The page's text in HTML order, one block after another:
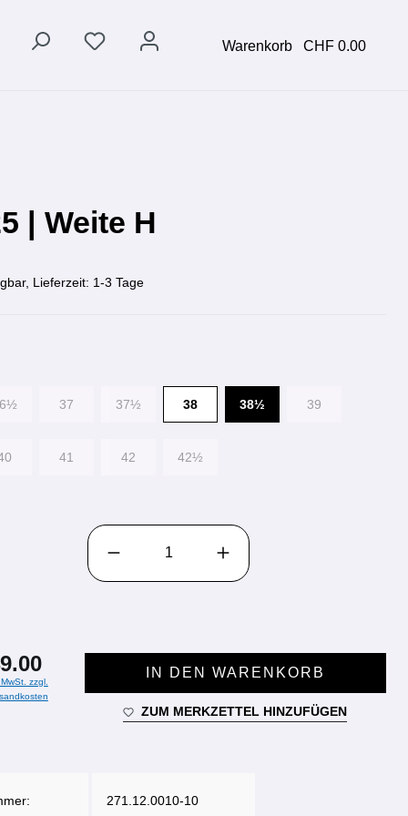
Warenkorb CHF 0.00
| Weite H
Lieferzeit: 1-3 Tage
37 37½ 38 38½ 39
41 42 42½
PRODUKT ANZAHL: GIB DEN GEWÜNSCHTEN
zzgl.
IN DEN WARENKORB
ZUM MERKZETTEL HINZUFÜGEN
271.12.0010-10